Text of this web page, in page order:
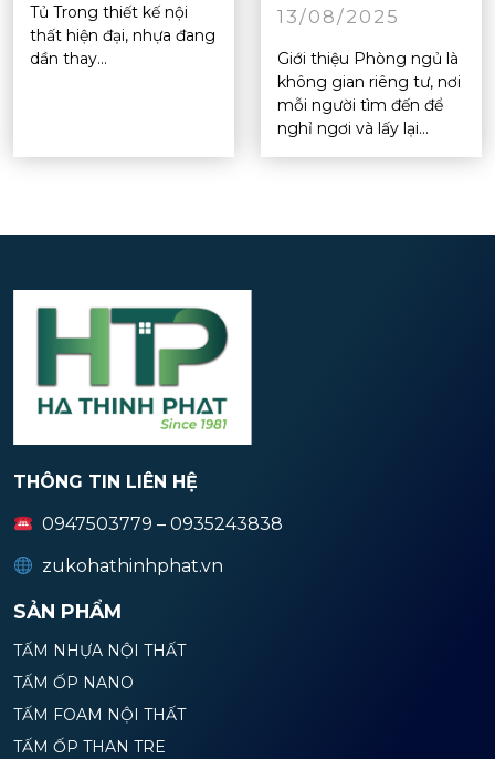
Tủ Trong thiết kế nội
thất hiện đại, nhựa đang
dần thay...
13/08/2025
Giới thiệu Phòng ngủ là
không gian riêng tư, nơi
mỗi người tìm đến để
nghỉ ngơi và lấy lại...
THÔNG TIN LIÊN HỆ
0947503779 – 0935243838
zukohathinhphat.vn
SẢN PHẨM
TẤM NHỰA NỘI THẤT
TẤM ỐP NANO
TẤM FOAM NỘI THẤT
TẤM ỐP THAN TRE